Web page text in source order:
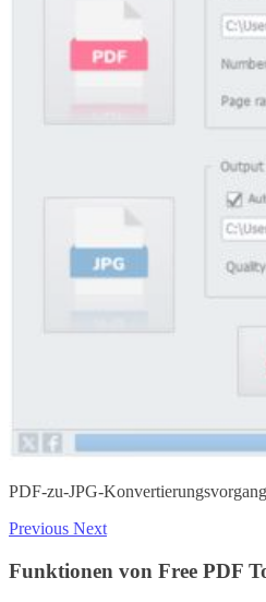
PDF-zu-JPG-Konvertierungsvorgang
Previous Next
Funktionen von Free PDF